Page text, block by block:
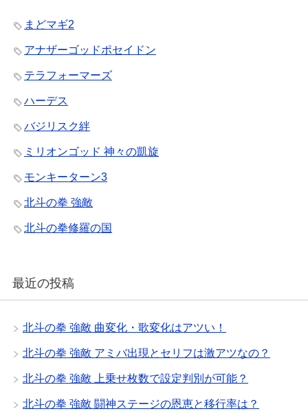
まどマギ2
アナザーゴッドポセイドン
テラフォーマーズ
ハーデス
バジリスク絆
ミリオンゴッド 神々の凱旋
モンキーターン3
北斗の拳 強敵
北斗の拳修羅の国
最近の投稿
北斗の拳 強敵 曲変化・歌変化はアツい！
北斗の拳 強敵 アミバ出現とセリフは激アツなの？
北斗の拳 強敵 上乗せ枚数で設定判別が可能？
北斗の拳 強敵 闘神ステージの恩恵と移行率は？